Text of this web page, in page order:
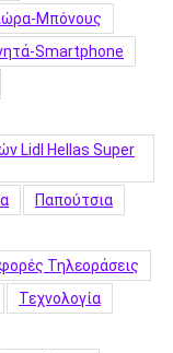
Μπόνους
Smartphone
Lidl Hellas Super
Παπούτσια
Τηλεοράσεις
Τεχνολογία